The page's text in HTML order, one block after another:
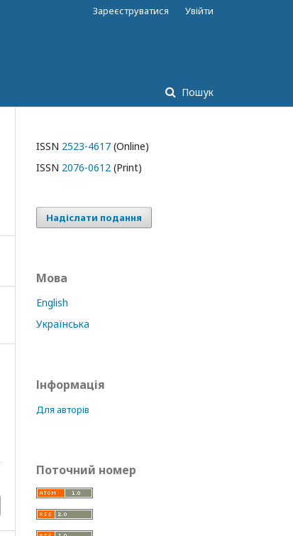
Пошук
Зареєструватися Увійти
ISSN 2523-4617 (Online)
ISSN 2076-0612 (Print)
Надіслати подання
Мова
English
Українська
Інформація
Для авторів
Поточний номер